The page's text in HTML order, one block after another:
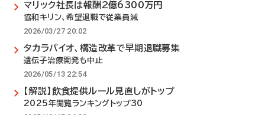
マリック社長は報酬2億6300万円
協和キリン、希望退職で従業員減
2026/03/27 20:02
タカラバイオ、構造改革で早期退職募集
遺伝子治療開発も中止
2026/05/13 22:54
【解説】飲食提供ルール見直しがトップ
2025年閲覧ランキングトップ30